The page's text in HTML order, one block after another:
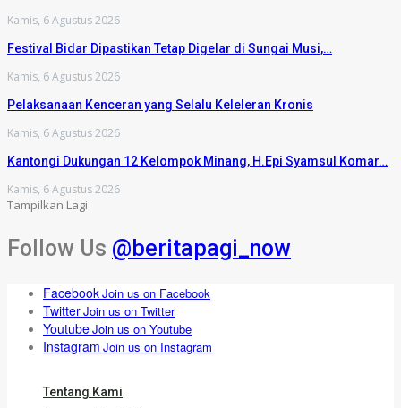
Kamis, 6 Agustus 2026
Festival Bidar Dipastikan Tetap Digelar di Sungai Musi,…
Kamis, 6 Agustus 2026
Pelaksanaan Kenceran yang Selalu Keleleran Kronis
Kamis, 6 Agustus 2026
Kantongi Dukungan 12 Kelompok Minang, H.Epi Syamsul Komar…
Kamis, 6 Agustus 2026
Tampilkan Lagi
Follow Us @beritapagi_now
FacebookJoin us on Facebook
TwitterJoin us on Twitter
YoutubeJoin us on Youtube
Instagram Join us on Instagram
Tentang Kami